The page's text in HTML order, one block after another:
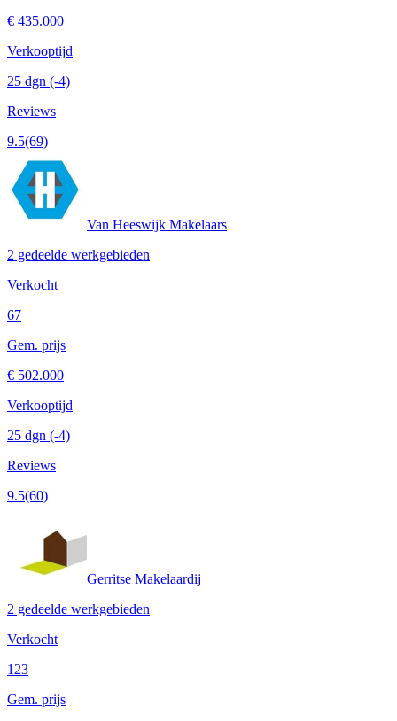
€ 435.000
Verkooptijd
25 dgn (-4)
Reviews
9.5(69)
Van Heeswijk Makelaars
2 gedeelde werkgebieden
Verkocht
67
Gem. prijs
€ 502.000
Verkooptijd
25 dgn (-4)
Reviews
9.5(60)
Gerritse Makelaardij
2 gedeelde werkgebieden
Verkocht
123
Gem. prijs